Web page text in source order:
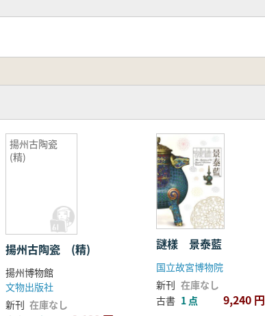
揚州古陶瓷
(精)
揚州古陶瓷 (精)
揚州博物館
文物出版社
新刊 在庫なし
謎樣 景泰藍
国立故宮博物院
新刊 在庫なし
古書 1 点 9,240 円